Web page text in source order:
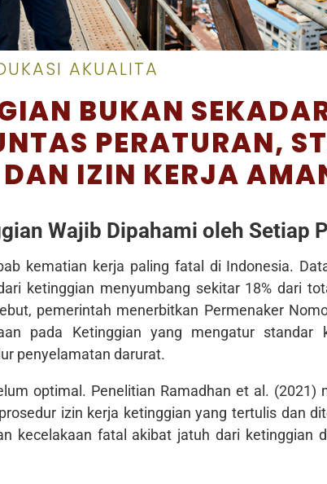
AKUALITA
BUKAN
PERATURAN,
IZIN KERJA
Wajib Dipahami oleh Setiap
kematian kerja paling fatal di Indonesia.
ketinggian menyumbang sekitar 18% dari
pemerintah menerbitkan Permenaker
pada Ketinggian yang mengatur standar
penyelamatan darurat.
optimal. Penelitian Ramadhan et al. (2021)
izin kerja ketinggian yang tertulis dan
kecelakaan fatal akibat jatuh dari ketinggian